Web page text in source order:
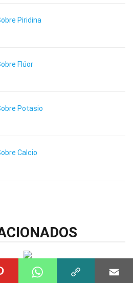
Piridina
Flúor
Potasio
Calcio